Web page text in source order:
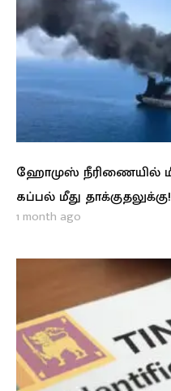
ஹோமுஸ் நீரிணையில்
கப்பல் மீது தாக்குதலுக்கு!
1 month ago